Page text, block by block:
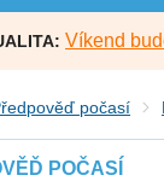
Víkend
počasí
POČASÍ